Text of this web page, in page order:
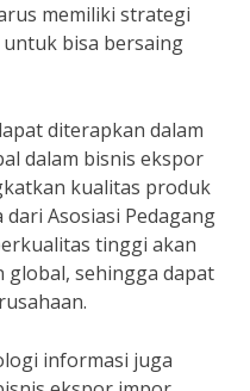
memiliki strategi
bisa bersaing
diterapkan dalam
dalam bisnis ekspor
kualitas produk
Asosiasi Pedagang
tinggi akan
global, sehingga dapat
informasi juga